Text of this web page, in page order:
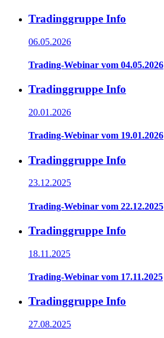
Tradinggruppe Info
06.05.2026
Trading-Webinar vom 04.05.2026
Tradinggruppe Info
20.01.2026
Trading-Webinar vom 19.01.2026
Tradinggruppe Info
23.12.2025
Trading-Webinar vom 22.12.2025
Tradinggruppe Info
18.11.2025
Trading-Webinar vom 17.11.2025
Tradinggruppe Info
27.08.2025